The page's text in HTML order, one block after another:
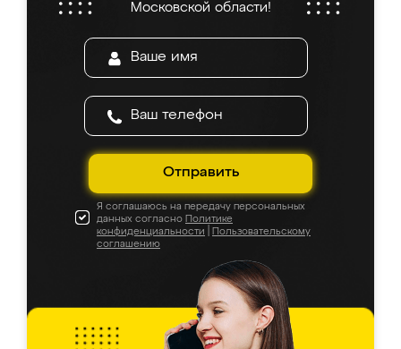
Московской области!
Отправить
Я соглашаюсь на передачу персональных
данных согласно Политике
конфиденциальности
Пользовательскому
соглашению